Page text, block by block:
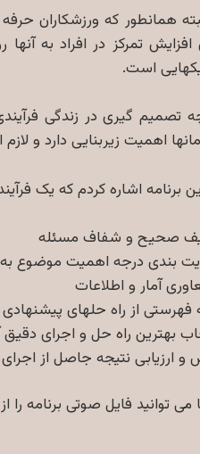
همانطور که ورزشکاران
افزایش تمرکز در افراد به
است.
تصمیم گیری در زندگی
اهمیت زیربنایی دارد و
برنامه اشاره کردم که یک
صحیح و شفاف مسئله
بندی درجه اهمیت موضوع
آمار و اطلاعات
فهرستی از راه حلهای
بهترین راه حل و اجرای دقیق
و ارزیابی نتیجه جاصل از
توانید فایل صوتی برنامه را